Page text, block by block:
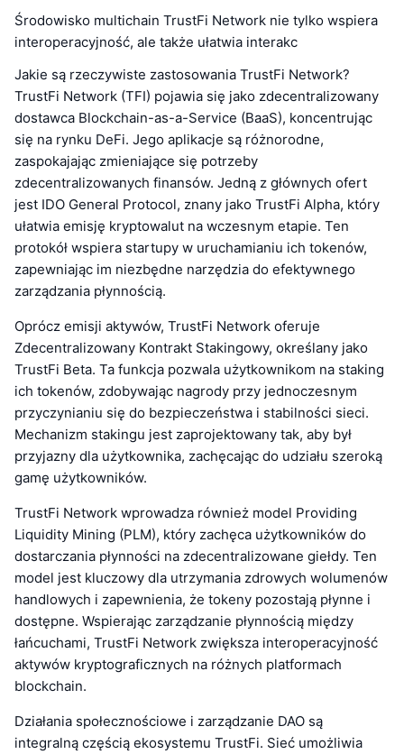
Środowisko multichain TrustFi Network nie tylko wspiera
interoperacyjność, ale także ułatwia interakc
Jakie są rzeczywiste zastosowania TrustFi Network?
TrustFi Network (TFI) pojawia się jako zdecentralizowany
dostawca Blockchain-as-a-Service (BaaS), koncentrując
się na rynku DeFi. Jego aplikacje są różnorodne,
zaspokajając zmieniające się potrzeby
zdecentralizowanych finansów. Jedną z głównych ofert
jest IDO General Protocol, znany jako TrustFi Alpha, który
ułatwia emisję kryptowalut na wczesnym etapie. Ten
protokół wspiera startupy w uruchamianiu ich tokenów,
zapewniając im niezbędne narzędzia do efektywnego
zarządzania płynnością.
Oprócz emisji aktywów, TrustFi Network oferuje
Zdecentralizowany Kontrakt Stakingowy, określany jako
TrustFi Beta. Ta funkcja pozwala użytkownikom na staking
ich tokenów, zdobywając nagrody przy jednoczesnym
przyczynianiu się do bezpieczeństwa i stabilności sieci.
Mechanizm stakingu jest zaprojektowany tak, aby był
przyjazny dla użytkownika, zachęcając do udziału szeroką
gamę użytkowników.
TrustFi Network wprowadza również model Providing
Liquidity Mining (PLM), który zachęca użytkowników do
dostarczania płynności na zdecentralizowane giełdy. Ten
model jest kluczowy dla utrzymania zdrowych wolumenów
handlowych i zapewnienia, że tokeny pozostają płynne i
dostępne. Wspierając zarządzanie płynnością między
łańcuchami, TrustFi Network zwiększa interoperacyjność
aktywów kryptograficznych na różnych platformach
blockchain.
Działania społecznościowe i zarządzanie DAO są
integralną częścią ekosystemu TrustFi. Sieć umożliwia